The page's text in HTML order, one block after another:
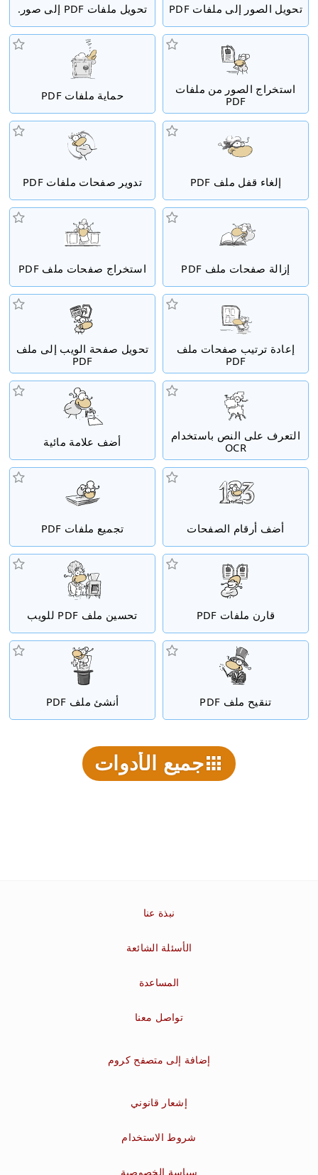
تحويل الصور إلى ملفات PDF تحويل ملفات PDF إلى صور.
استخراج الصور من ملفات
PDF
حماية ملفات PDF
إلغاء قفل ملف PDF تدوير صفحات ملفات PDF
إزالة صفحات ملف PDF استخراج صفحات ملف PDF
إعادة ترتيب صفحات ملف
PDF
تحويل صفحة الويب إلى ملف
PDF
التعرف على النص باستخدام
OCR
أضف علامة مائية
أضف أرقام الصفحات تجميع ملفات PDF
قارن ملفات PDF تحسين ملف PDF للويب
تنقيح ملف PDF أنشئ ملف PDF
جميع الأدوات
نبذة عنا
الأسئلة الشائعة
المساعدة
تواصل معنا
إضافة إلى متصفح كروم
إشعار قانوني
شروط الاستخدام
سياسة الخصوصية